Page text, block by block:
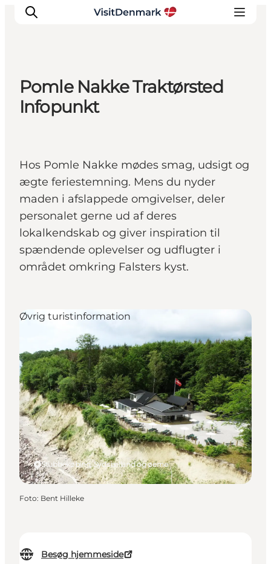
Inspiration
Destinationer
Planlæg ferien
Pomle Nakke Traktørsted
Infopunkt
Hos Pomle Nakke mødes smag, udsigt og
ægte feriestemning. Mens du nyder
maden i afslappede omgivelser, deler
personalet gerne ud af deres
lokalkendskab og giver inspiration til
spændende oplevelser og udflugter i
området omkring Falsters kyst.
Besøg hjemmeside
Stubbekøbing, Sydsjælland og øerne
Øvrig turistinformation
Foto: Bent Hilleke